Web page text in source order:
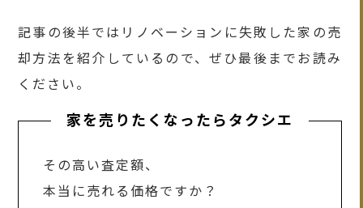
記事の後半ではリノベーションに失敗した家の売
却方法を紹介しているので、ぜひ最後までお読み
ください。
家を売りたくなったらタクシエ
その高い査定額、
本当に売れる価格ですか？